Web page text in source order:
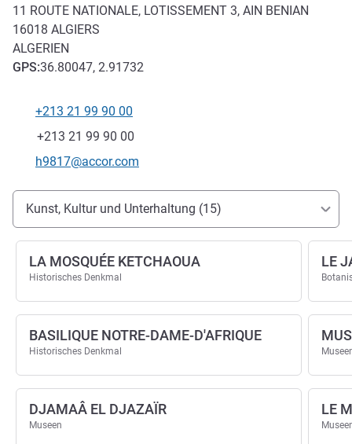
11 ROUTE NATIONALE, LOTISSEMENT 3, AIN BENIAN
16018 ALGIERS
ALGERIEN
GPS:36.80047, 2.91732
+213 21 99 90 00
Fax
+213 21 99 90 00
Kontakt-E-Mail
h9817@accor.com
Erreichbarkeit und Anbindung
Kunst, Kultur und Unterhaltung (15)
LA MOSQUÉE KETCHAOUA
Historisches Denkmal
BASILIQUE NOTRE-DAME-D'AFRIQUE
Historisches Denkmal
DJAMAÂ EL DJAZAÏR
Museen
LE
LE